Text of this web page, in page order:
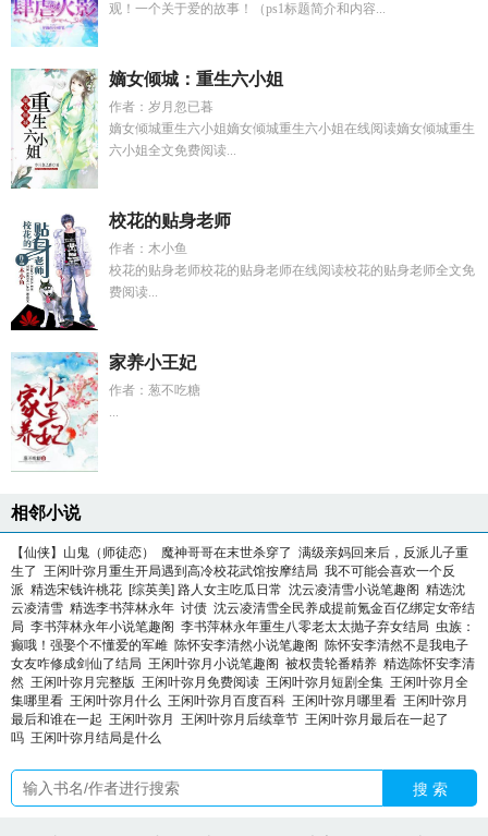
观！一个关于爱的故事！（ps1标题简介和内容...
嫡女倾城：重生六小姐
作者：岁月忽已暮
嫡女倾城重生六小姐嫡女倾城重生六小姐在线阅读嫡女倾城重生
六小姐全文免费阅读...
校花的贴身老师
作者：木小鱼
校花的贴身老师校花的贴身老师在线阅读校花的贴身老师全文免
费阅读...
家养小王妃
作者：葱不吃糖
...
相邻小说
【仙侠】山鬼（师徒恋） 魔神哥哥在末世杀穿了 满级亲妈回来后，反派儿子重
生了
王闲叶弥月重生开局遇到高冷校花武馆按摩结局 我不可能会喜欢一个反
派 精选宋钱许桃花 [综英美] 路人女主吃瓜日常 沈云凌清雪小说笔趣阁 精选沈
云凌清雪 精选李书萍林永年 讨债 沈云凌清雪全民养成提前氪金百亿绑定女帝结
局 李书萍林永年小说笔趣阁 李书萍林永年重生八零老太太抛子弃女结局 虫族：
癫哦！强娶个不懂爱的军雌 陈怀安李清然小说笔趣阁
陈怀安李清然不是我电子
女友咋修成剑仙了结局 王闲叶弥月小说笔趣阁 被权贵轮番精养 精选陈怀安李清
然 王闲叶弥月完整版 王闲叶弥月免费阅读 王闲叶弥月短剧全集 王闲叶弥月全
集哪里看 王闲叶弥月什么 王闲叶弥月百度百科 王闲叶弥月哪里看 王闲叶弥月
最后和谁在一起 王闲叶弥月 王闲叶弥月后续章节 王闲叶弥月最后在一起了
吗 王闲叶弥月结局是什么
搜 索